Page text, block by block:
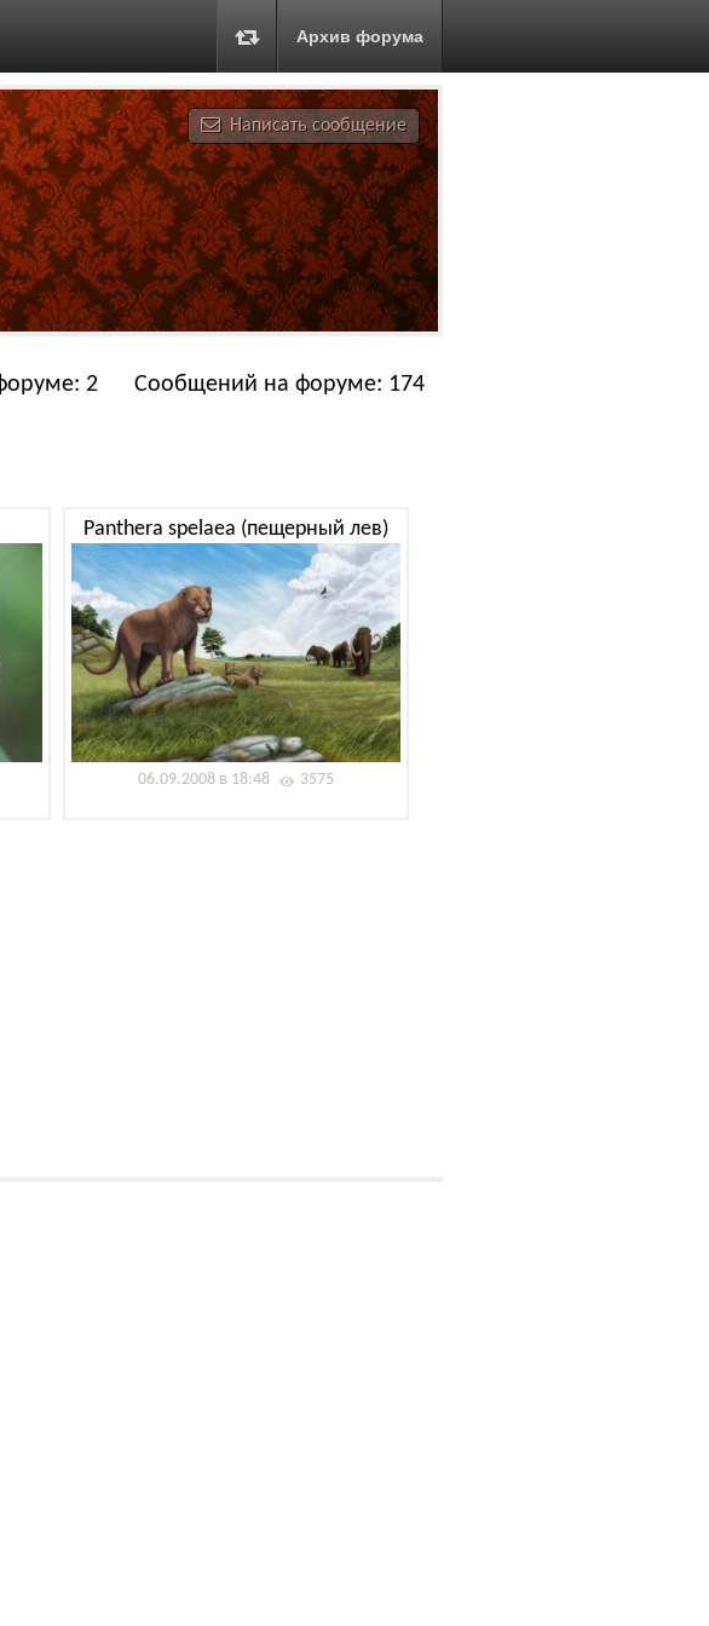
Архив форума
Написать сообщение
2 Сообщений на форуме: 174
Panthera spelaea (пещерный лев)
06.09.2008 в 18:48 3575